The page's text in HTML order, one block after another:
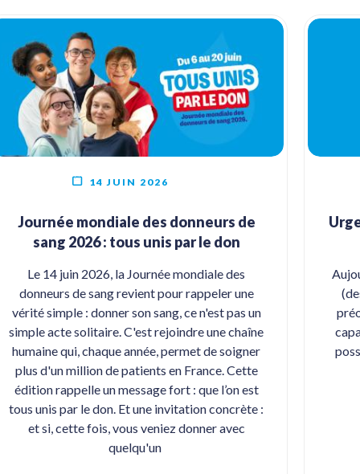
14 JUIN 2026
Journée mondiale des donneurs de
sang 2026 : tous unis par le don
Le 14 juin 2026, la Journée mondiale des
donneurs de sang revient pour rappeler une
vérité simple : donner son sang, ce n'est pas un
simple acte solitaire. C'est rejoindre une chaîne
humaine qui, chaque année, permet de soigner
plus d'un million de patients en France. Cette
édition rappelle un message fort : que l’on est
tous unis par le don. Et une invitation concrète :
et si, cette fois, vous veniez donner avec
quelqu'un